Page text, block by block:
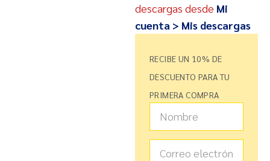
descargas desde Mi
cuenta > Mis descargas
RECIBE UN 10% DE
DESCUENTO PARA TU
PRIMERA COMPRA